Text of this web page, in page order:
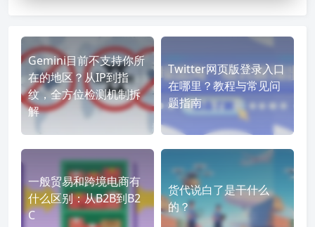
Gemini目前不支持你所
在的地区？从IP到指
纹，全方位检测机制拆
解
Twitter网页版登录入口
在哪里？教程与常见问
题指南
一般贸易和跨境电商有
什么区别：从B2B到B2
C
货代说白了是干什么
的？